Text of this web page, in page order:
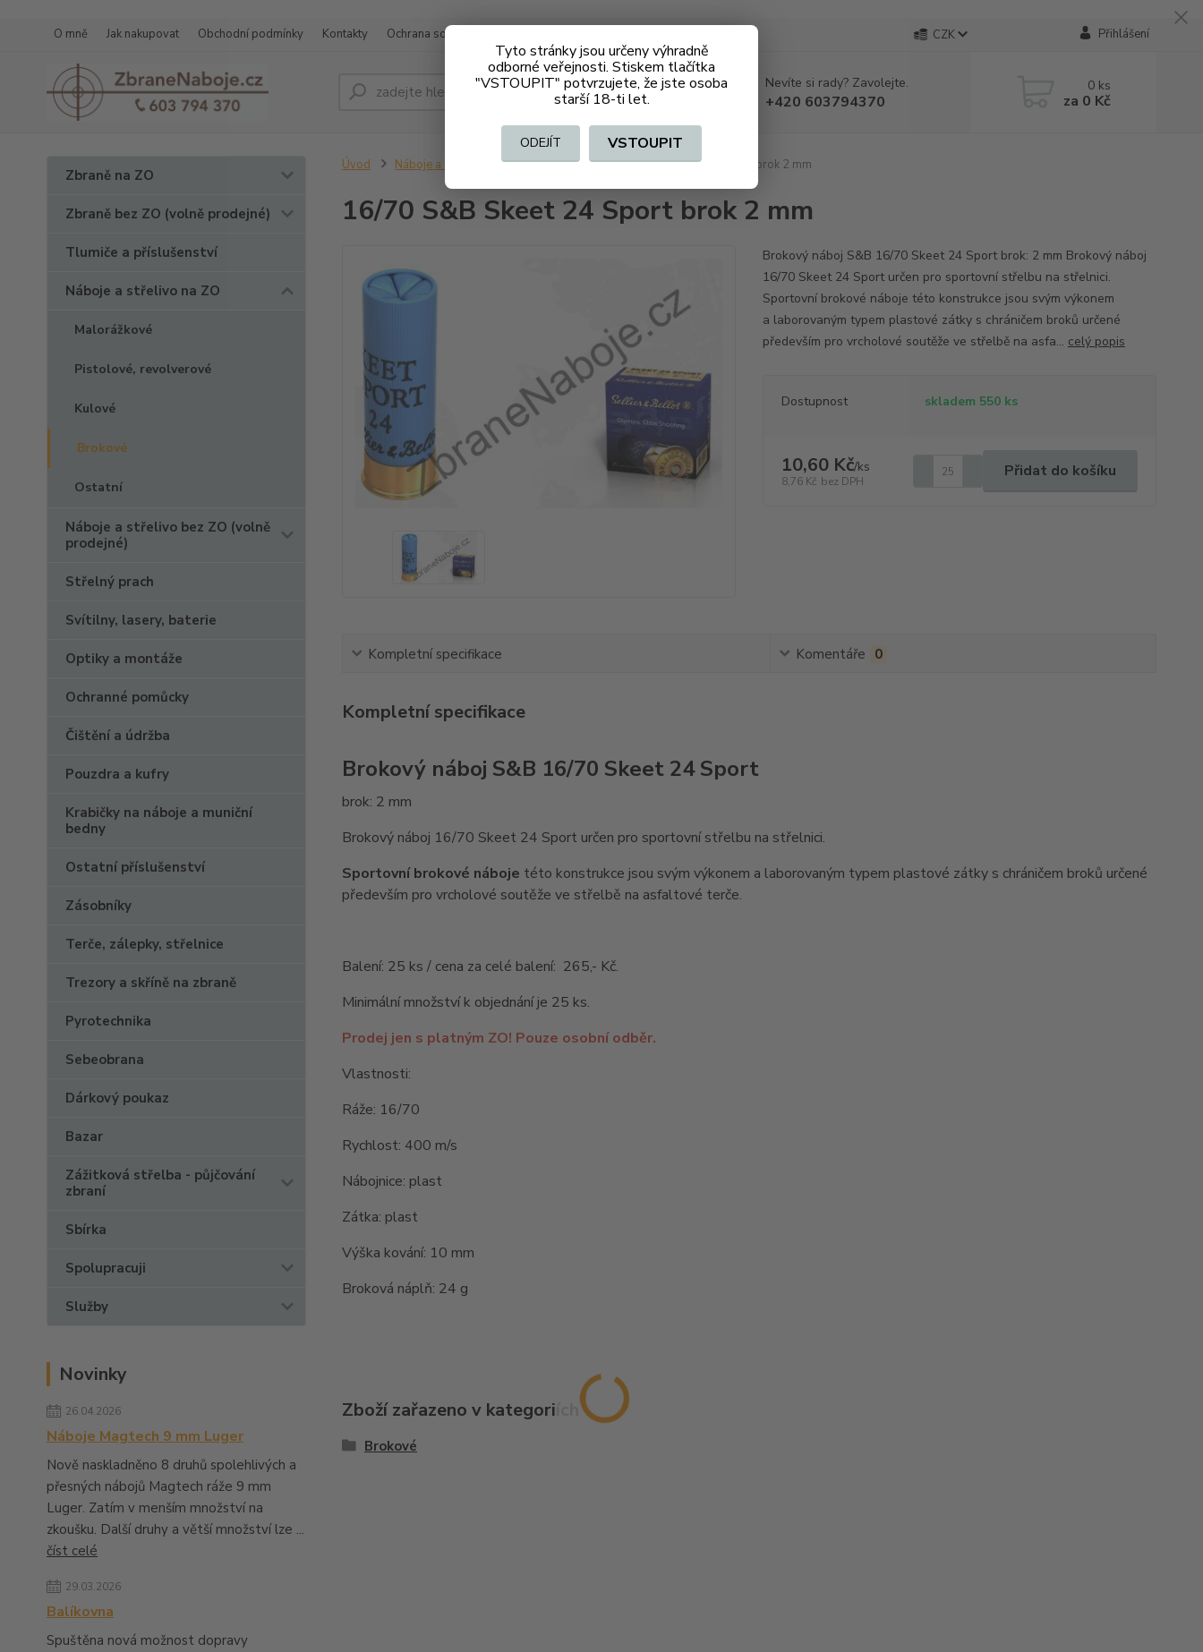
Tyto stránky jsou určeny výhradně
odborné veřejnosti. Stiskem tlačítka
"VSTOUPIT" potvrzujete, že jste osoba
starší 18-ti let.
ODEJÍT VSTOUPIT
O mně Jak nakupovat Obchodní podmínky Kontakty Ochrana soukromí CZK Přihlášení
Hledat Nevíte si rady? Zavolejte.
+420 603794370
0 ks
za 0 Kč
Zbraně na ZO
Zbraně bez ZO (volně prodejné)
Tlumiče a příslušenství
Náboje a střelivo na ZO
Malorážkové
Pistolové, revolverové
Kulové
Brokové
Ostatní
Náboje a střelivo bez ZO (volně
prodejné)
Střelný prach
Svítilny, lasery, baterie
Optiky a montáže
Ochranné pomůcky
Čištění a údržba
Pouzdra a kufry
Krabičky na náboje a muniční
bedny
Ostatní příslušenství
Zásobníky
Terče, zálepky, střelnice
Trezory a skříně na zbraně
Pyrotechnika
Sebeobrana
Dárkový poukaz
Bazar
Zážitková střelba - půjčování
zbraní
Sbírka
Spolupracuji
Služby
Novinky
26.04.2026
Náboje Magtech 9 mm Luger
Nově naskladněno 8 druhů spolehlivých a
přesných nábojů Magtech ráže 9 mm
Luger. Zatím v menším množství na
zkoušku. Další druhy a větší množství lze ...
číst celé
29.03.2026
Balíkovna
Spuštěna nová možnost dopravy
Úvod Náboje a střelivo na ZO Brokové 16/70 S&B Skeet 24 Sport brok 2 mm
16/70 S&B Skeet 24 Sport brok 2 mm
Brokový náboj S&B 16/70 Skeet 24 Sport brok: 2 mm Brokový náboj
16/70 Skeet 24 Sport určen pro sportovní střelbu na střelnici.
Sportovní brokové náboje této konstrukce jsou svým výkonem
a laborovaným typem plastové zátky s chráničem broků určené
především pro vrcholové soutěže ve střelbě na asfa... celý popis
Dostupnost skladem 550 ks
10,60 Kč/ks
8,76 Kč bez DPH
Přidat do košíku
Kompletní specifikace Komentáře 0
Kompletní specifikace
Brokový náboj S&B 16/70 Skeet 24 Sport
brok: 2 mm
Brokový náboj 16/70 Skeet 24 Sport určen pro sportovní střelbu na střelnici.
Sportovní brokové náboje této konstrukce jsou svým výkonem a laborovaným typem plastové zátky s chráničem broků určené
především pro vrcholové soutěže ve střelbě na asfaltové terče.
Balení: 25 ks / cena za celé balení: 265,- Kč.
Minimální množství k objednání je 25 ks.
Prodej jen s platným ZO! Pouze osobní odběr.
Vlastnosti:
Ráže: 16/70
Rychlost: 400 m/s
Nábojnice: plast
Zátka: plast
Výška kování: 10 mm
Broková náplň: 24 g
Zboží zařazeno v kategoriích
Brokové